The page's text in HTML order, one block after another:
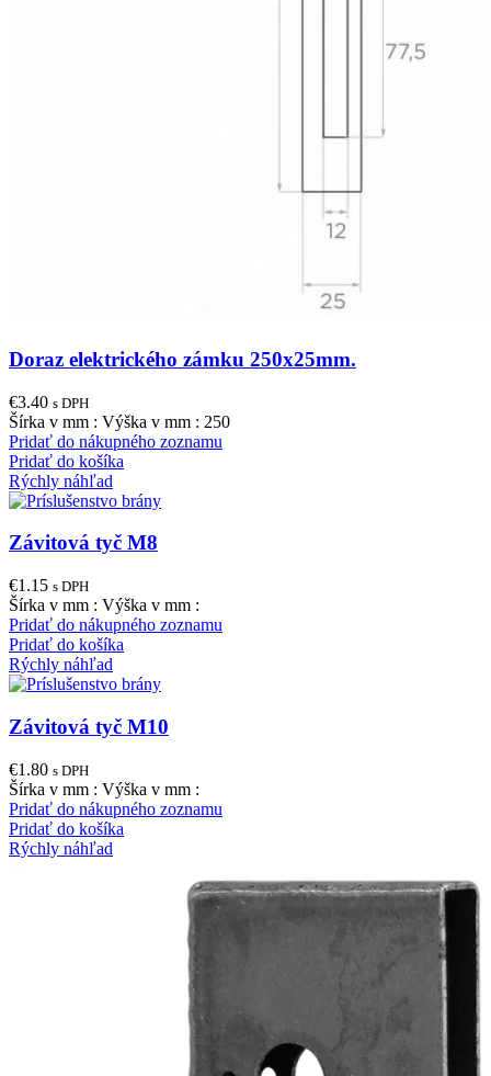
Doraz elektrického zámku 250x25mm.
€3.40 s DPH
Šírka v mm : Výška v mm : 250
Pridať do nákupného zoznamu
Pridať do košíka
Rýchly náhľad
Závitová tyč M8
€1.15 s DPH
Šírka v mm : Výška v mm :
Pridať do nákupného zoznamu
Pridať do košíka
Rýchly náhľad
Závitová tyč M10
€1.80 s DPH
Šírka v mm : Výška v mm :
Pridať do nákupného zoznamu
Pridať do košíka
Rýchly náhľad